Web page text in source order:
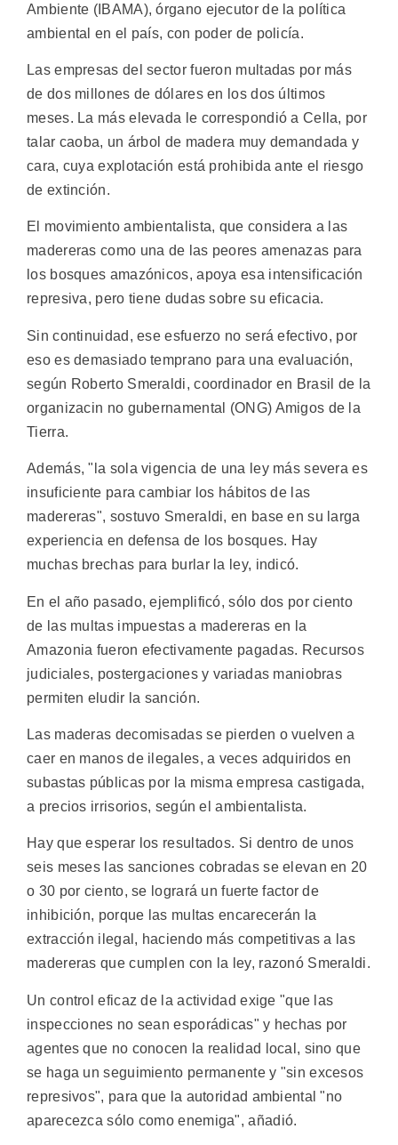
Ambiente (IBAMA), órgano ejecutor de la política
ambiental en el país, con poder de policía.
Las empresas del sector fueron multadas por más
de dos millones de dólares en los dos últimos
meses. La más elevada le correspondió a Cella, por
talar caoba, un árbol de madera muy demandada y
cara, cuya explotación está prohibida ante el riesgo
de extinción.
El movimiento ambientalista, que considera a las
madereras como una de las peores amenazas para
los bosques amazónicos, apoya esa intensificación
represiva, pero tiene dudas sobre su eficacia.
Sin continuidad, ese esfuerzo no será efectivo, por
eso es demasiado temprano para una evaluación,
según Roberto Smeraldi, coordinador en Brasil de la
organizacin no gubernamental (ONG) Amigos de la
Tierra.
Además, "la sola vigencia de una ley más severa es
insuficiente para cambiar los hábitos de las
madereras", sostuvo Smeraldi, en base en su larga
experiencia en defensa de los bosques. Hay
muchas brechas para burlar la ley, indicó.
En el año pasado, ejemplificó, sólo dos por ciento
de las multas impuestas a madereras en la
Amazonia fueron efectivamente pagadas. Recursos
judiciales, postergaciones y variadas maniobras
permiten eludir la sanción.
Las maderas decomisadas se pierden o vuelven a
caer en manos de ilegales, a veces adquiridos en
subastas públicas por la misma empresa castigada,
a precios irrisorios, según el ambientalista.
Hay que esperar los resultados. Si dentro de unos
seis meses las sanciones cobradas se elevan en 20
o 30 por ciento, se logrará un fuerte factor de
inhibición, porque las multas encarecerán la
extracción ilegal, haciendo más competitivas a las
madereras que cumplen con la ley, razonó Smeraldi.
Un control eficaz de la actividad exige "que las
inspecciones no sean esporádicas" y hechas por
agentes que no conocen la realidad local, sino que
se haga un seguimiento permanente y "sin excesos
represivos", para que la autoridad ambiental "no
aparecezca sólo como enemiga", añadió.